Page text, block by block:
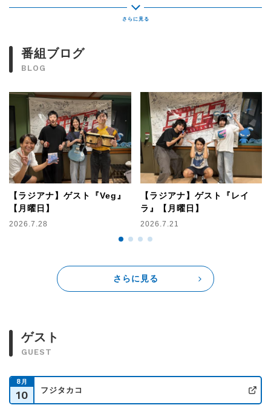
番組ブログ
BLOG
【ラジアナ】ゲスト『Veg』
【月曜日】
2026.7.28
【ラジアナ】ゲスト『レイ
ラ』【月曜日】
2026.7.21
さらに見る
ゲスト
GUEST
8月
10
フジタカコ